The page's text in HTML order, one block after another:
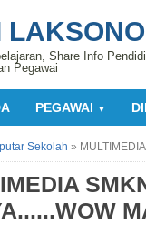
LAKSONO
Share Info
Pegawai
PEGAWAI ▼
Sekolah »